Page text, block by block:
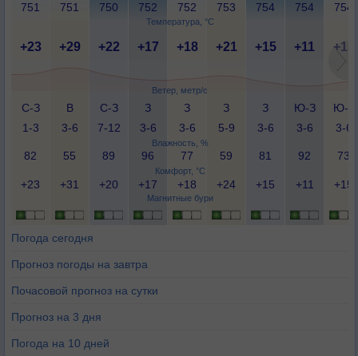
Температура, °C
Ветер, метр/с
Влажность, %
Комфорт, °C
Магнитные бури
751 751 750 752 752 753 754 754 754
+23 +29 +22 +17 +18 +21 +15 +11 +15
С-З
1-3
В
3-6
С-З
7-12
З
3-6
З
3-6
З
5-9
З
3-6
Ю-З
3-6
Ю-З
3-6
82 55 89 96 77 59 81 92 73
+23 +31 +20 +17 +18 +24 +15 +11 +15
Погода сегодня
Прогноз погоды на завтра
Почасовой прогноз на сутки
Прогноз на 3 дня
Погода на 10 дней